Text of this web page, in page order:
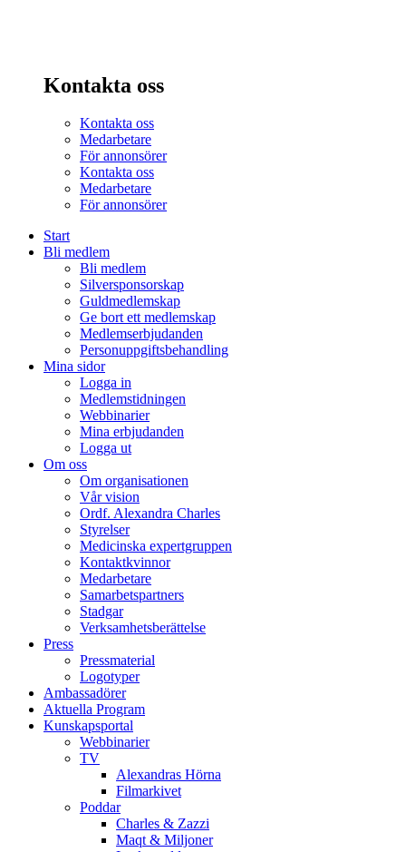
Kontakta oss
Kontakta oss
Medarbetare
För annonsörer
Kontakta oss
Medarbetare
För annonsörer
Start
Bli medlem
Bli medlem
Silversponsorskap
Guldmedlemskap
Ge bort ett medlemskap
Medlemserbjudanden
Personuppgiftsbehandling
Mina sidor
Logga in
Medlemstidningen
Webbinarier
Mina erbjudanden
Logga ut
Om oss
Om organisationen
Vår vision
Ordf. Alexandra Charles
Styrelser
Medicinska expertgruppen
Kontaktkvinnor
Medarbetare
Samarbetspartners
Stadgar
Verksamhetsberättelse
Press
Pressmaterial
Logotyper
Ambassadörer
Aktuella Program
Kunskapsportal
Webbinarier
TV
Alexandras Hörna
Filmarkivet
Poddar
Charles & Zazzi
Maqt & Miljoner